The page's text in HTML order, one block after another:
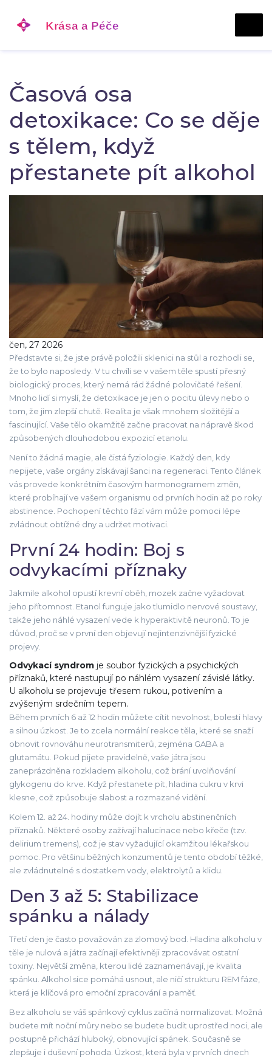
Časová osa
detoxikace: Co se děje
s tělem, když
přestanete pít alkohol
čen, 27 2026
Představte si, že jste právě položili sklenici na stůl a rozhodli se,
že to bylo naposledy. V tu chvíli se v vašem těle spustí přesný
biologický proces, který nemá rád žádné polovičaté řešení.
Mnoho lidí si myslí, že detoxikace je jen o pocitu úlevy nebo o
tom, že jim zlepší chutě. Realita je však mnohem složitější a
fascinující. Vaše tělo okamžitě začne pracovat na nápravě škod
způsobených dlouhodobou expozicí etanolu.
Není to žádná magie, ale čistá fyziologie. Každý den, kdy
nepijete, vaše orgány získávají šanci na regeneraci. Tento článek
vás provede konkrétním časovým harmonogramem změn,
které probíhají ve vašem organismu od prvních hodin až po roky
abstinence. Pochopení těchto fází vám může pomoci lépe
zvládnout obtížné dny a udržet motivaci.
První 24 hodin: Boj s
odvykacími příznaky
Jakmile alkohol opustí krevní oběh, mozek začne vyžadovat
jeho přítomnost. Etanol funguje jako tlumidlo nervové soustavy,
takže jeho náhlé vysazení vede k hyperaktivitě neuronů. To je
důvod, proč se v první den objevují nejintenzivnější fyzické
projevy.
Odvykací syndrom je soubor fyzických a psychických
příznaků, které nastupují po náhlém vysazení závislé látky.
U alkoholu se projevuje třesem rukou, potivením a
zvýšeným srdečním tepem.
Během prvních 6 až 12 hodin můžete cítit nevolnost, bolesti hlavy
a silnou úzkost. Je to zcela normální reakce těla, které se snaží
obnovit rovnováhu neurotransmiterů, zejména GABA a
glutamátu. Pokud pijete pravidelně, vaše játra jsou
zaneprázdněna rozkladem alkoholu, což brání uvolňování
glykogenu do krve. Když přestanete pít, hladina cukru v krvi
klesne, což způsobuje slabost a rozmazané vidění.
Kolem 12. až 24. hodiny může dojít k vrcholu abstinenčních
příznaků. Některé osoby zažívají halucinace nebo křeče (tzv.
delirium tremens), což je stav vyžadující okamžitou lékařskou
pomoc. Pro většinu běžných konzumentů je tento období těžké,
ale zvládnutelné s dostatkem vody, elektrolytů a klidu.
Den 3 až 5: Stabilizace
spánku a nálady
Třetí den je často považován za zlomový bod. Hladina alkoholu v
těle je nulová a játra začínají efektivněji zpracovávat ostatní
toxiny. Největší změna, kterou lidé zaznamenávají, je kvalita
spánku. Alkohol sice pomáhá usnout, ale ničí strukturu REM fáze,
která je klíčová pro emoční zpracování a paměť.
Bez alkoholu se váš spánkový cyklus začíná normalizovat. Možná
budete mít noční můry nebo se budete budit uprostřed noci, ale
postupně přichází hluboký, obnovující spánek. Současně se
zlepšuje i duševní pohoda. Úzkost, která byla v prvních dnech